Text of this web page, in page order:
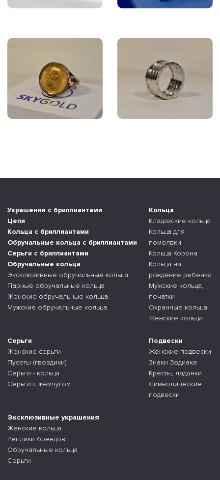
Украшения с бриллиантами
Цепи
Кольца с бриллиантами
Обручальные кольца с бриллиантами
Серьги с бриллиантами
Обручальные кольца
Эксклюзивные обручальные кольца
Парные обручальные кольца
Женские обручальные кольца
Мужские обручальные кольца
Кольца
Кладахские кольца
Кольца для
помолвки
Кольца Корона
Кольца на
рождение ребенка
Мужские кольца,
печатки
Охранные кольца
Женские кольца
Серьги
Женские серьги
Пусеты (гвоздики)
Серьги - кольца
Серьги с жемчугом
Подвески
Женские подвески
Знаки Зодиака
Кресты, ладанки
Символические
подвески
Эксклюзивные украшения
Женские кольца
Реплики брендов
Обручальные кольца
Серьги